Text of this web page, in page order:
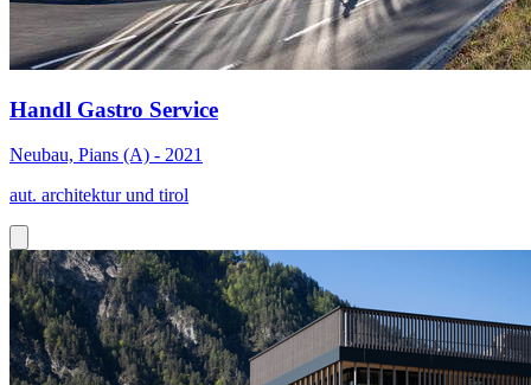
Handl Gastro Service
Neubau, Pians (A) - 2021
aut. architektur und tirol